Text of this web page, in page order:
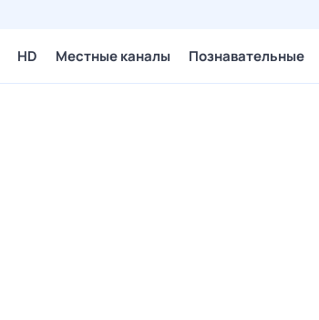
HD Местные каналы Познавательные